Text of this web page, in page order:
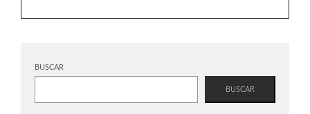
BUSCAR
BUSCAR